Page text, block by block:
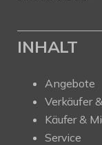
INHALT
Angebote
Verkäufer
Käufer &
Service